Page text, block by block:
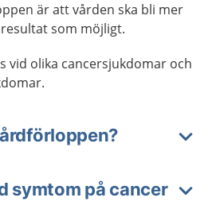
är att vården ska bli mer
som möjligt.
vid olika cancersjukdomar och
symtom på cancer